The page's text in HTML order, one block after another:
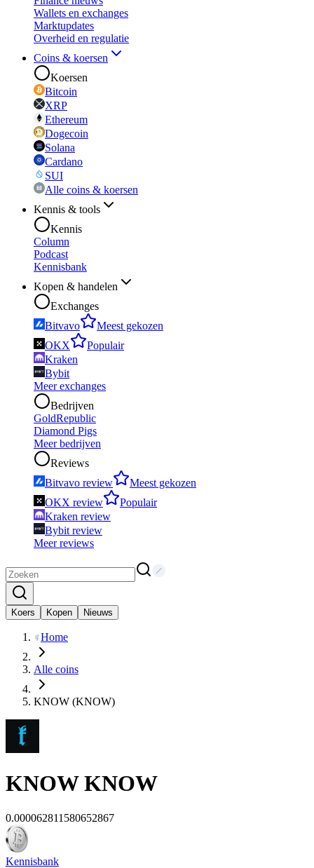
Wallets en exchanges
Marktupdates
Overheid en regulatie
Coins & koersen
Koersen
Bitcoin
XRP
Ethereum
Dogecoin
Solana
Cardano
SUI
Alle coins & koersen
Kennis & tools
Kennis
Column
Podcast
Kennisbank
Kopen & handelen
Exchanges
Bitvavo
Meest gekozen
OKX
Populair
Kraken
Bybit
Meer exchanges
Bedrijven
GoldRepublic
Diamond Pigs
Meer bedrijven
Reviews
Bitvavo review
Meest gekozen
OKX review
Populair
Kraken review
Bybit review
Meer reviews
Koers Kopen Nieuws
Home
Alle coins
KNOW (KNOW)
KNOW KNOW
0.000062811580652867
Kennisbank